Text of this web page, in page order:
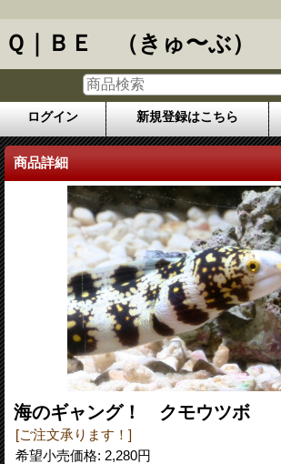
Ｑ｜ＢＥ （きゅ〜ぶ）
ログイン 新規登録はこちら
商品詳細
海のギャング！ クモウツボ
[ご注文承ります！]
希望小売価格: 2,280円